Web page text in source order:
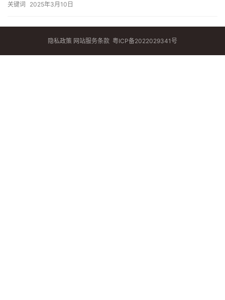
关键词 2025年3月10日
隐私政策 网站服务条款 粤ICP备2022029341号